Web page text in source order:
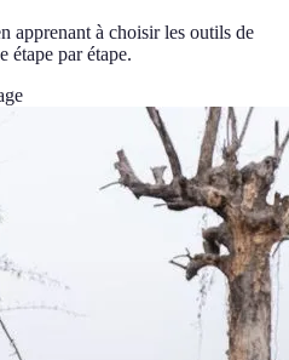
apprenant à choisir les outils de
étape par étape.